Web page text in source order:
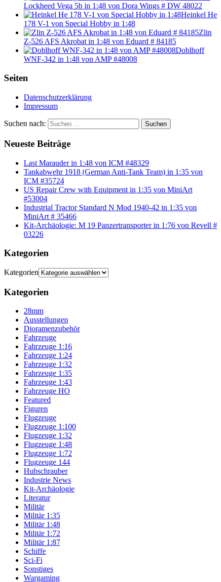
Lockheed Vega 5b in 1:48 von Dora Wings # DW 48022
Heinkel He
178 V-1 von Special Hobby in 1:48
Zlin
Z-526 AFS Akrobat in 1:48 von Eduard # 84185
Doblhoff
WNF-342 in 1:48 von AMP #48008
Seiten
Datenschutzerklärung
Impressum
Suchen nach: Suchen
Neueste Beiträge
Last Marauder in 1:48 von ICM #48329
Tankabwehr 1918 (German Anti-Tank Team) in 1:35 von
ICM #35724
US Repair Crew with Equipment in 1:35 von MiniArt
#53004
Industrial Tractor Standard N Mod 1940-42 in 1:35 von
MiniArt # 35466
Kit-Archäologie: M 19 Panzertransporter in 1:76 von Revell #
03226
Kategorien
Kategorien
Kategorien
28mm
Ausstellungen
Dioramenzubehör
Fahrzeuge
Fahrzeuge 1:16
Fahrzeuge 1:24
Fahrzeuge 1:32
Fahrzeuge 1:35
Fahrzeuge 1:43
Fahrzeuge HO
Featured
Figuren
Flugzeuge
Flugzeuge 1:100
Flugzeuge 1:32
Flugzeuge 1:48
Flugzeuge 1:72
Flugzeuge 144
Hubschrauber
Industrie News
Kit-Archäologie
Literatur
Militär
Militär 1:35
Militär 1:48
Militär 1:72
Militär 1:87
Schiffe
Sci-Fi
Sonstiges
Wargaming